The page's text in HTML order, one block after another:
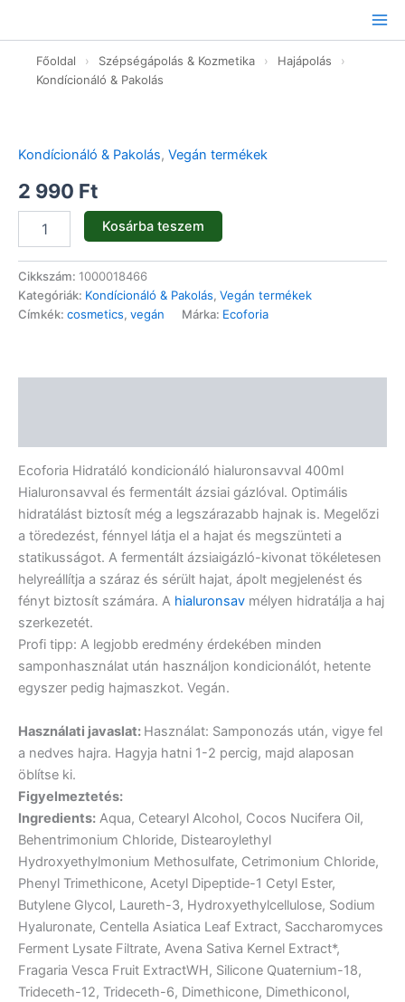
tartalomhoz
Főoldal › Szépségápolás & Kozmetika › Hajápolás
›
Kondícionáló & Pakolás
Kondícionáló & Pakolás, Vegán termékek
2 990 Ft
-
400ml
mennyiség
Kosárba teszem
Cikkszám: 1000018466
Kategóriák: Kondícionáló & Pakolás, Vegán termékek
Címkék: cosmetics, vegán Márka: Ecoforia
Ecoforia Hidratáló kondicionáló hialuronsavval 400ml
Hialuronsavval és fermentált ázsiai gázlóval. Optimális
hidratálást biztosít még a legszárazabb hajnak is. Megelőzi
a töredezést, fénnyel látja el a hajat és megszünteti a
statikusságot. A fermentált ázsiaigázló-kivonat tökéletesen
helyreállítja a száraz és sérült hajat, ápolt megjelenést és
fényt biztosít számára. A hialuronsav mélyen hidratálja a haj
szerkezetét.
Profi tipp: A legjobb eredmény érdekében minden
samponhasználat után használjon kondicionálót, hetente
egyszer pedig hajmaszkot. Vegán.
Használati javaslat: Használat: Samponozás után, vigye fel
a nedves hajra. Hagyja hatni 1-2 percig, majd alaposan
öblítse ki.
Figyelmeztetés:
Ingredients: Aqua, Cetearyl Alcohol, Cocos Nucifera Oil,
Behentrimonium Chloride, Distearoylethyl
Hydroxyethylmonium Methosulfate, Cetrimonium Chloride,
Phenyl Trimethicone, Acetyl Dipeptide-1 Cetyl Ester,
Butylene Glycol, Laureth-3, Hydroxyethylcellulose, Sodium
Hyaluronate, Centella Asiatica Leaf Extract, Saccharomyces
Ferment Lysate Filtrate, Avena Sativa Kernel Extract*,
Fragaria Vesca Fruit ExtractWH, Silicone Quaternium-18,
Trideceth-12, Trideceth-6, Dimethicone, Dimethiconol,